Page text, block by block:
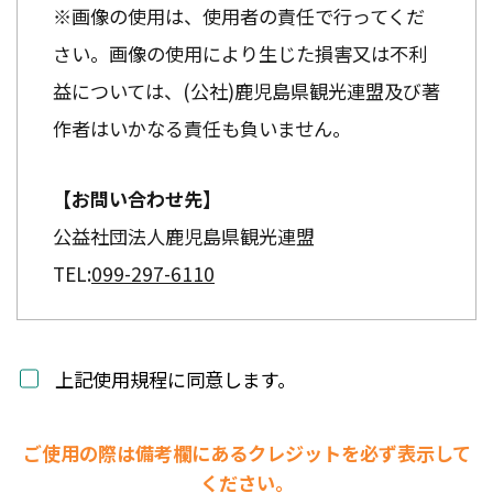
※画像の使用は、使用者の責任で行ってくだ
さい。画像の使用により生じた損害又は不利
益については、(公社)鹿児島県観光連盟及び著
作者はいかなる責任も負いません。
【お問い合わせ先】
公益社団法人鹿児島県観光連盟
TEL:099-297-6110
上記使用規程に同意します。
ご使用の際は備考欄にあるクレジットを必ず表示して
ください。